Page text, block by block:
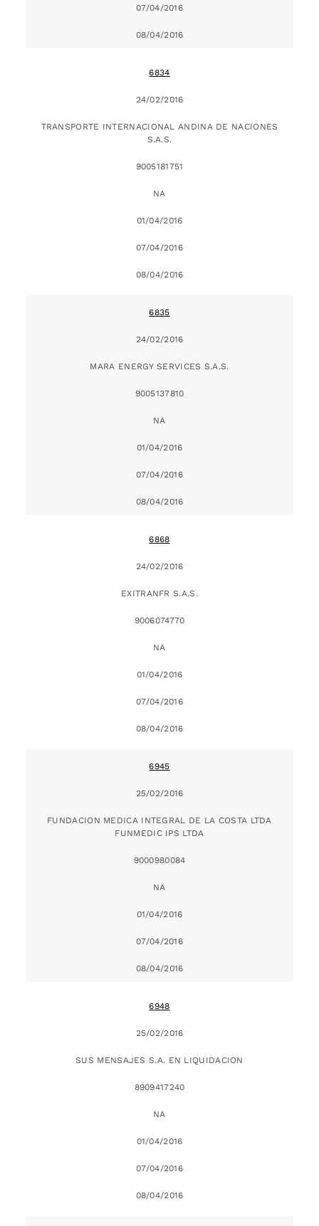
07/04/2016
08/04/2016
6834
24/02/2016
TRANSPORTE INTERNACIONAL ANDINA DE NACIONES
S.A.S.
9005181751
NA
01/04/2016
07/04/2016
08/04/2016
6835
24/02/2016
MARA ENERGY SERVICES S.A.S.
9005137810
NA
01/04/2016
07/04/2016
08/04/2016
6868
24/02/2016
EXITRANFR S.A.S.
9006074770
NA
01/04/2016
07/04/2016
08/04/2016
6945
25/02/2016
FUNDACION MEDICA INTEGRAL DE LA COSTA LTDA
FUNMEDIC IPS LTDA
9000980084
NA
01/04/2016
07/04/2016
08/04/2016
6948
25/02/2016
SUS MENSAJES S.A. EN LIQUIDACION
8909417240
NA
01/04/2016
07/04/2016
08/04/2016